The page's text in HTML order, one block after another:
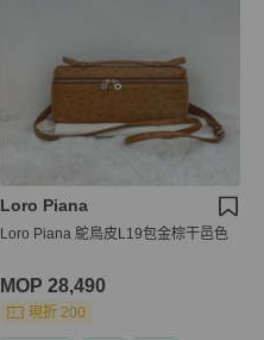
Loro Piana
Loro Piana 鴕鳥皮L19包金棕干邑色
MOP 28,490
現折 200